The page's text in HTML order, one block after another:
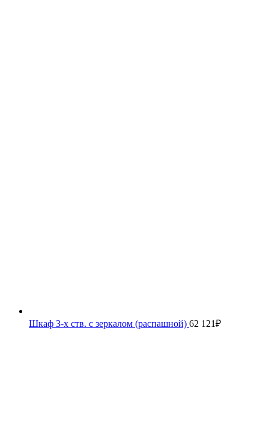
Шкаф 3-х ств. с зеркалом (распашной) 62 121₽